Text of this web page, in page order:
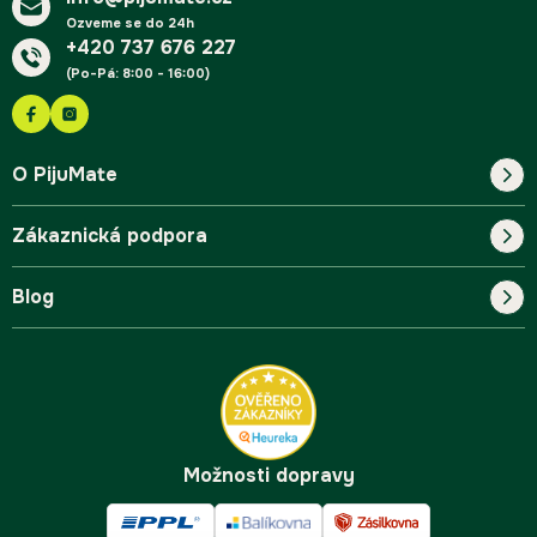
Ozveme se do 24h
+420 737 676 227
(Po-Pá: 8:00 - 16:00)
O PijuMate
Náš příběh
Zákaznická podpora
Kontakt
Blog
Možnosti dopravy